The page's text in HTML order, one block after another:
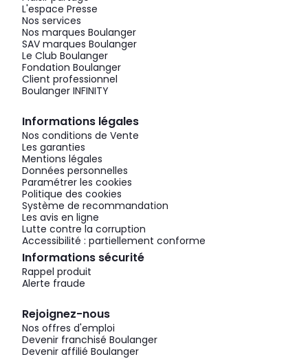
L'espace Presse
Nos services
Nos marques Boulanger
SAV marques Boulanger
Le Club Boulanger
Fondation Boulanger
Client professionnel
Boulanger INFINITY
Informations légales
Nos conditions de Vente
Les garanties
Mentions légales
Données personnelles
Paramétrer les cookies
Politique des cookies
Système de recommandation
Les avis en ligne
Lutte contre la corruption
Accessibilité : partiellement conforme
Informations sécurité
Rappel produit
Alerte fraude
Rejoignez-nous
Nos offres d'emploi
Devenir franchisé Boulanger
Devenir affilié Boulanger